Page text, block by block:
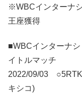
※WBCインターナ
王座獲得
■WBCインターナ
イトルマッチ
2022/09/03
キシコ)